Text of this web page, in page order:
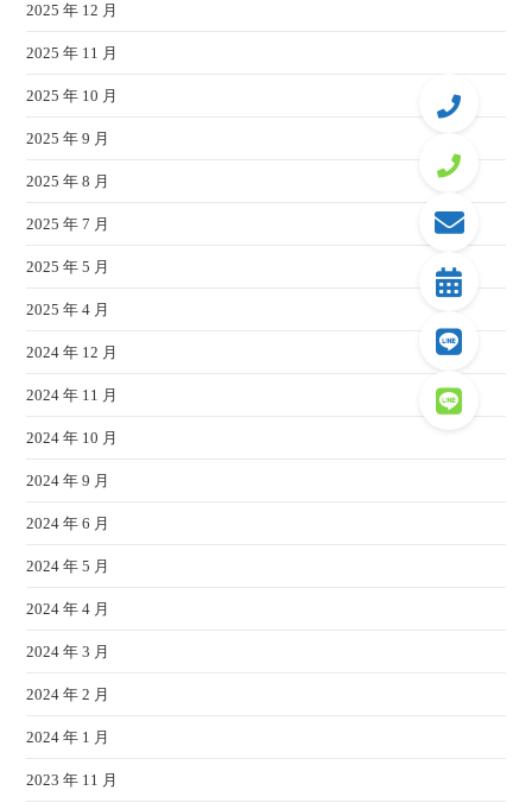
2025 年 12 月
2025 年 11 月
2025 年 10 月
2025 年 9 月
2025 年 8 月
2025 年 7 月
2025 年 5 月
2025 年 4 月
2024 年 12 月
2024 年 11 月
2024 年 10 月
2024 年 9 月
2024 年 6 月
2024 年 5 月
2024 年 4 月
2024 年 3 月
2024 年 2 月
2024 年 1 月
2023 年 11 月